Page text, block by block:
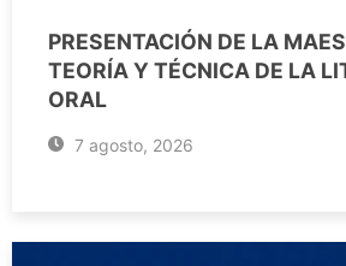
PRESENTACIÓN DE LA
TEORÍA Y TÉCNICA DE LA
ORAL
7 agosto, 2026